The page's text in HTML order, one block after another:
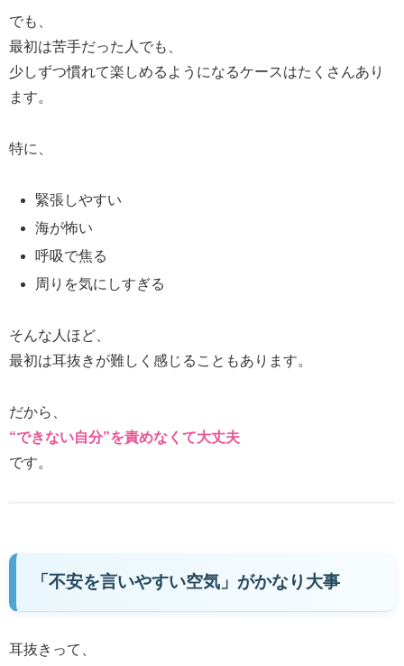
でも、
最初は苦手だった人でも、
少しずつ慣れて楽しめるようになるケースはたくさんあり
ます。
特に、
緊張しやすい
海が怖い
呼吸で焦る
周りを気にしすぎる
そんな人ほど、
最初は耳抜きが難しく感じることもあります。
だから、
“できない自分”を責めなくて大丈夫
です。
「不安を言いやすい空気」がかなり大事
耳抜きって、